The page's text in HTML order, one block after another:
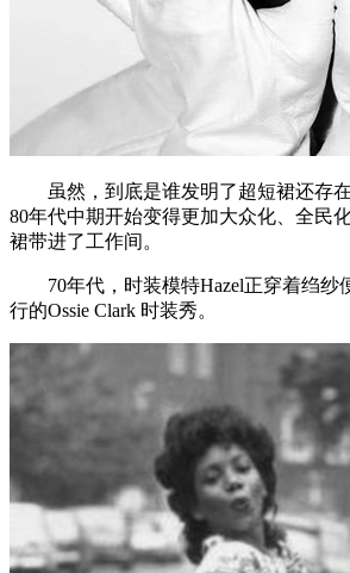
虽然，到底是谁发明了超短裙还存在
80年代中期开始变得更加大众化、全民
裙带进了工作间。
70年代，时装模特Hazel正穿着绉纱
行的Ossie Clark 时装秀。